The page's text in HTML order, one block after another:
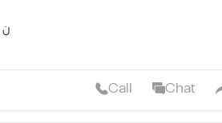
ن
Call Chat